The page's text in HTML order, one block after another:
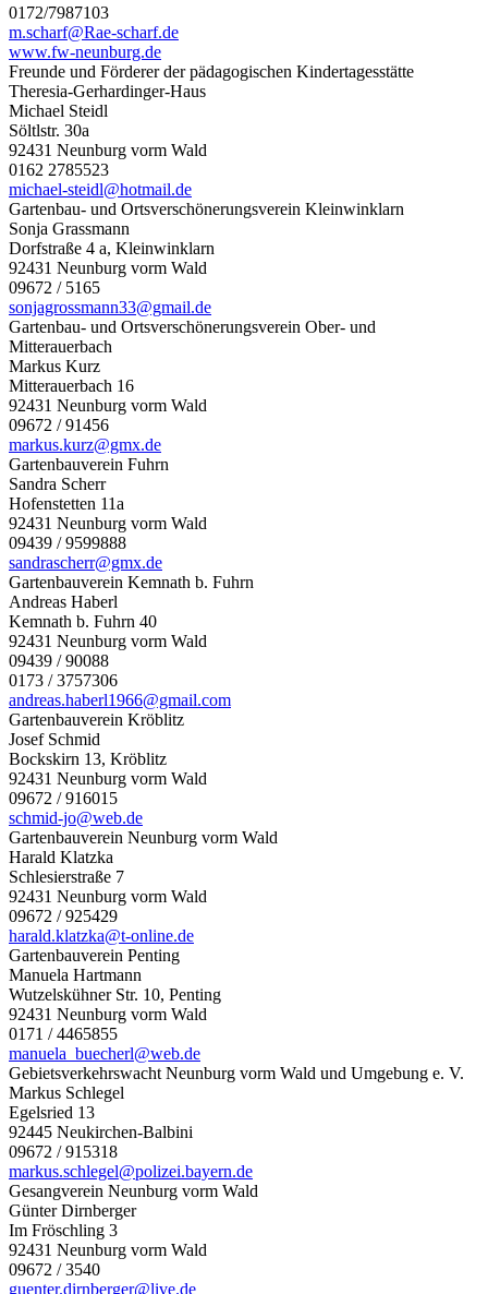
0172/7987103
m.scharf@Rae-scharf.de
www.fw-neunburg.de
Freunde und Förderer der pädagogischen Kindertagesstätte
Theresia-Gerhardinger-Haus
Michael Steidl
Söltlstr. 30a
92431 Neunburg vorm Wald
0162 2785523
michael-steidl@hotmail.de
Gartenbau- und Ortsverschönerungsverein Kleinwinklarn
Sonja Grassmann
Dorfstraße 4 a, Kleinwinklarn
92431 Neunburg vorm Wald
09672 / 5165
sonjagrossmann33@gmail.de
Gartenbau- und Ortsverschönerungsverein Ober- und
Mitterauerbach
Markus Kurz
Mitterauerbach 16
92431 Neunburg vorm Wald
09672 / 91456
markus.kurz@gmx.de
Gartenbauverein Fuhrn
Sandra Scherr
Hofenstetten 11a
92431 Neunburg vorm Wald
09439 / 9599888
sandrascherr@gmx.de
Gartenbauverein Kemnath b. Fuhrn
Andreas Haberl
Kemnath b. Fuhrn 40
92431 Neunburg vorm Wald
09439 / 90088
0173 / 3757306
andreas.haberl1966@gmail.com
Gartenbauverein Kröblitz
Josef Schmid
Bockskirn 13, Kröblitz
92431 Neunburg vorm Wald
09672 / 916015
schmid-jo@web.de
Gartenbauverein Neunburg vorm Wald
Harald Klatzka
Schlesierstraße 7
92431 Neunburg vorm Wald
09672 / 925429
harald.klatzka@t-online.de
Gartenbauverein Penting
Manuela Hartmann
Wutzelskühner Str. 10, Penting
92431 Neunburg vorm Wald
0171 / 4465855
manuela_buecherl@web.de
Gebietsverkehrswacht Neunburg vorm Wald und Umgebung e. V.
Markus Schlegel
Egelsried 13
92445 Neukirchen-Balbini
09672 / 915318
markus.schlegel@polizei.bayern.de
Gesangverein Neunburg vorm Wald
Günter Dirnberger
Im Fröschling 3
92431 Neunburg vorm Wald
09672 / 3540
guenter.dirnberger@live.de